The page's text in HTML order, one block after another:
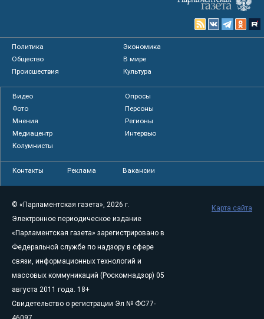
Политика
Экономика
Общество
В мире
Происшествия
Культура
Видео
Опросы
Фото
Персоны
Мнения
Регионы
Медиацентр
Интервью
Колумнисты
Контакты Реклама Вакансии
© «Парламентская газета», 2026 г.
Электронное периодическое издание
«Парламентская газета» зарегистрировано в
Федеральной службе по надзору в сфере
связи, информационных технологий и
массовых коммуникаций (Роскомнадзор) 05
августа 2011 года. 18+
Свидетельство о регистрации Эл № ФС77-
Карта сайта